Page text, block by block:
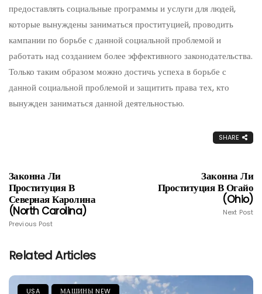
предоставлять социальные программы и услуги для людей,
которые вынуждены заниматься проституцией, проводить
кампании по борьбе с данной социальной проблемой и
работать над созданием более эффективного законодательства.
Только таким образом можно достичь успеха в борьбе с
данной социальной проблемой и защитить права тех, кто
вынужден заниматься данной деятельностью.
SHARE
Законна Ли
Проституция В
Северная Каролина
(North Carolina)
Previous Post
Законна Ли
Проституция В Огайо
(Ohio)
Next Post
Related Articles
USA МАШИНЫ NEW